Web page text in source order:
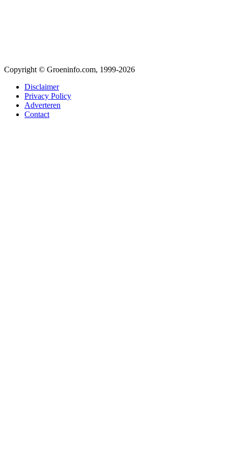
Copyright © Groeninfo.com, 1999-2026
Disclaimer
Privacy Policy
Adverteren
Contact